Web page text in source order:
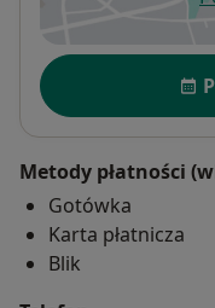
Dostępność
Metody płatności
Gotówka
Karta płatnicza
Blik